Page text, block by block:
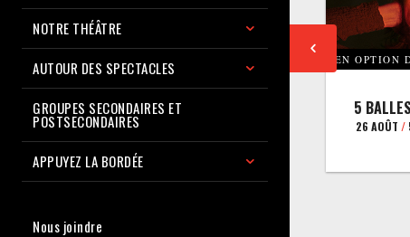
NOTRE THÉÂTRE
AUTOUR DES SPECTACLES
GROUPES SECONDAIRES ET
POSTSECONDAIRES
APPUYEZ LA BORDÉE
Nous joindre
EN OPTION
5
26 AOÛT /